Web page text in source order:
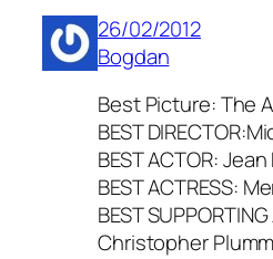
26/02/2012
Bogdan
Best Picture: The
BEST
BEST ACTOR:
BEST ACTRESS:
BEST
Christopher